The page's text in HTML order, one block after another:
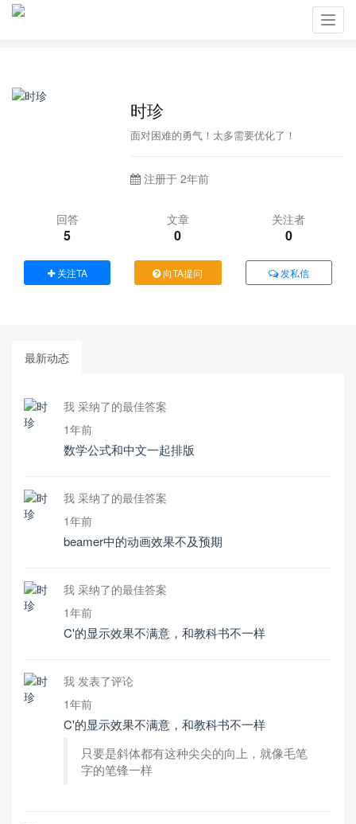
时珍
面对困难的勇气！太多需要优化了！
注册于 2年前
回答
5
文章
0
关注者
0
关注TA 向TA提问 发私信
最新动态
我 采纳了的最佳答案
1年前
数学公式和中文一起排版
我 采纳了的最佳答案
1年前
beamer中的动画效果不及预期
我 采纳了的最佳答案
1年前
C'的显示效果不满意，和教科书不一样
我 发表了评论
1年前
C'的显示效果不满意，和教科书不一样
只要是斜体都有这种尖尖的向上，就像毛笔
字的笔锋一样